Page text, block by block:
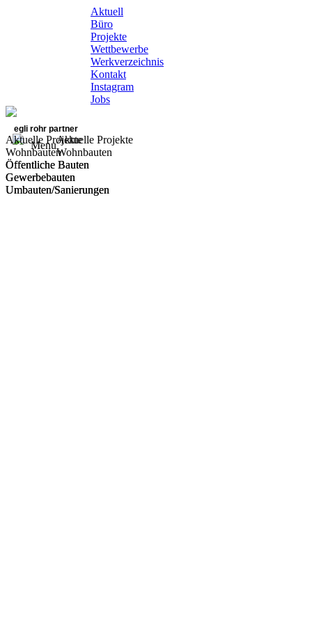
Aktuell
Büro
Projekte
Wettbewerbe
Werkverzeichnis
Kontakt
Instagram
Jobs
egli rohr partner
Menu
Aktuelle Projekte
Wohnbauten
Öffentliche Bauten
Gewerbebauten
Umbauten/Sanierungen
Aktuelle Projekte
Wohnbauten
Öffentliche Bauten
Gewerbebauten
Umbauten/Sanierungen